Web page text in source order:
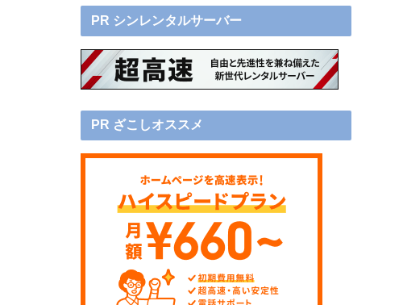
PR シンレンタルサーバー
PR ざこしオススメ